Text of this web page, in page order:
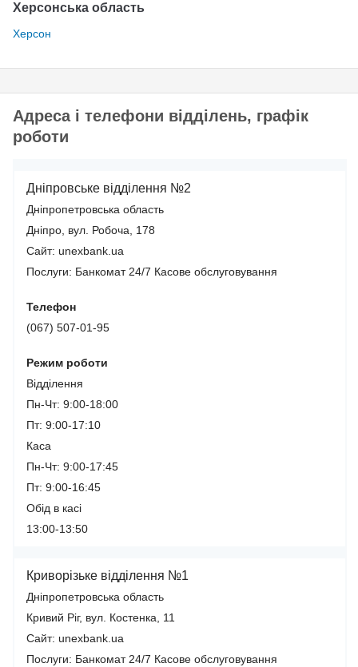
Херсонська область
Херсон
Адреса і телефони відділень, графік
роботи
Дніпровське відділення №2
Дніпропетровська область
Дніпро, вул. Робоча, 178
Сайт: unexbank.ua
Послуги: Банкомат 24/7 Касове обслуговування
Телефон
(067) 507-01-95
Режим роботи
Відділення
Пн-Чт: 9:00-18:00
Пт: 9:00-17:10
Каса
Пн-Чт: 9:00-17:45
Пт: 9:00-16:45
Обід в касі
13:00-13:50
Криворізьке відділення №1
Дніпропетровська область
Кривий Ріг, вул. Костенка, 11
Сайт: unexbank.ua
Послуги: Банкомат 24/7 Касове обслуговування